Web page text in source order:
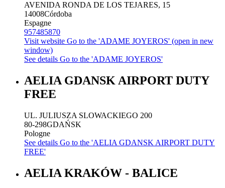
AVENIDA RONDA DE LOS TEJARES, 15
14008Córdoba
Espagne
957485870
Visit website Go to the 'ADAME JOYEROS' (open in new
window)
See details Go to the 'ADAME JOYEROS'
AELIA GDANSK AIRPORT DUTY
FREE
UL. JULIUSZA SLOWACKIEGO 200
80-298GDAŃSK
Pologne
See details Go to the 'AELIA GDANSK AIRPORT DUTY
FREE'
AELIA KRAKÓW - BALICE